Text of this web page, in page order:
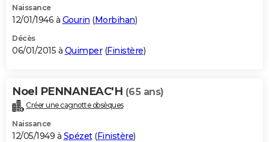
Naissance
12/01/1946 à Gourin (Morbihan)
Décès
06/01/2015 à Quimper(Finistère)
Noel PENNANEAC'H (65 ans)
Créer une cagnotte obsèques
Naissance
12/05/1949 à Spézet(Finistère)